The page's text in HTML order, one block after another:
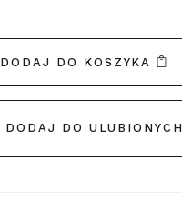
DODAJ DO KOSZYKA
DODAJ DO ULUBIONYCH